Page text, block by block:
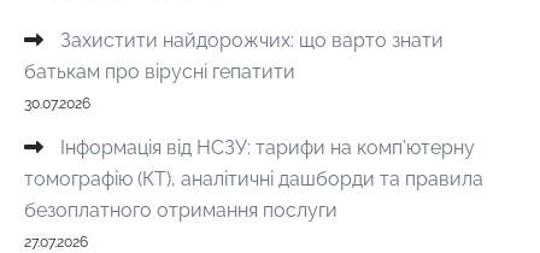
Захистити найдорожчих: що варто знати
батькам про вірусні гепатити
30.07.2026
Інформація від НСЗУ: тарифи на комп’ютерну
томографію (КТ), аналітичні дашборди та правила
безоплатного отримання послуги
27.07.2026